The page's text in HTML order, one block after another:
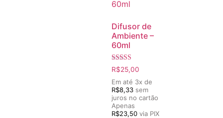
Difusor de
Ambiente –
60ml
Avaliação
5.00
de 5
R$25,00
Em até 3x de
R$8,33 sem
juros no cartão
Apenas
R$23,50 via PIX